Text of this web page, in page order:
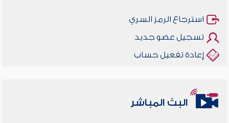
استرجاع الرمز السري
تسجيل عضو جديد
إعادة تفعيل حساب
البث المباشر